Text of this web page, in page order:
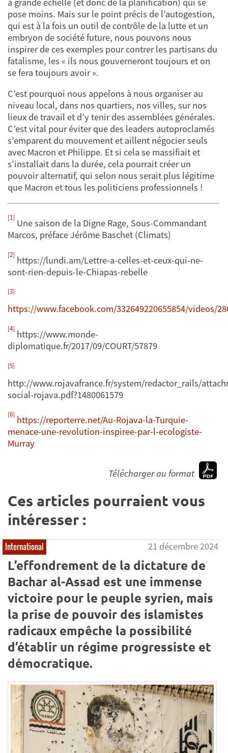
pose moins. Mais sur le point précis de l’autogestion,
qui est à la fois un outil de contrôle de la lutte et un
embryon de société future, nous pouvons nous
inspirer de ces exemples pour contrer les partisans du
fatalisme, les « ils nous gouverneront toujours et on
se fera toujours avoir ».
C’est pourquoi nous appelons à nous organiser au
niveau local, dans nos quartiers, nos villes, sur nos
lieux de travail et d’y tenir des assemblées générales.
C’est vital pour éviter que des leaders autoproclamés
s’emparent du mouvement et aillent négocier seuls
avec Macron et Philippe. Et si cela se massifiait et
s’installait dans la durée, cela pourrait créer un
pouvoir alternatif, qui selon nous serait plus légitime
que Macron et tous les politiciens professionnels !
[1]
Une saison de la Digne Rage, Sous-Commandant
Marcos, préface Jérôme Baschet (Climats)
[2]
https://lundi.am/Lettre-a-celles-et-ceux-qui-ne-
sont-rien-depuis-le-Chiapas-rebelle
[3]
https://www.facebook.com/332649220655854/videos/
[4]
https://www.monde-
diplomatique.fr/2017/09/COURT/57879
[5]
http://www.rojavafrance.fr/system/redactor_rails/
social-rojava.pdf?1480061579
[6]
https://reporterre.net/Au-Rojava-la-Turquie-
menace-une-revolution-inspiree-par-l-ecologiste-
Murray
Télécharger au format
Ces articles pourraient vous
intéresser :
International 21 décembre 2024
L’effondrement de la dictature de
Bachar al-Assad est une immense
victoire pour le peuple syrien, mais
la prise de pouvoir des islamistes
radicaux empêche la possibilité
d’établir un régime progressiste et
démocratique.